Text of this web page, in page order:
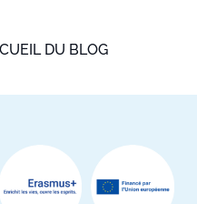
DU BLOG